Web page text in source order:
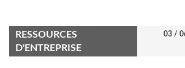
RESSOURCES
D'ENTREPRISE
03 /